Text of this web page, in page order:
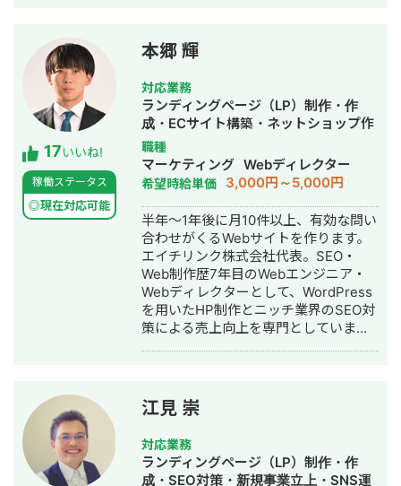
式会社LA ORG 創業：翻訳・Web制
作・英語教育の3事業を軸に、グローバ
ル支援サービスを提供 🔗 各種リンク
【公式サイト】https://la-org.com
【ポートフォリオ】
https://www.portfolio.la-org.com
【Lancers】
https://www.lancers.jp/profile/
rmHXQjVdk 【CrowdWorks】
https://crowdworks.jp/public/
【ココナラ】
https://coconala.com/users/2204682?
srsltid=AfmBOoqYND8AKR3YqHKQ3-
17いいね!
稼働ステータス
◎現在対応可能
本郷 輝
対応業務
ランディングページ（LP）制作・作
成・ECサイト構築・ネットショップ作
成代行・SEO対策・記事作成代行・ラ
イティング・ホームページ制作・作
成・オウンドメディア制作・構築・運
用代行
職種
マーケティング Webディレクター
希望時給単価 3,000円～5,000円
半年～1年後に月10件以上、有効な問い
合わせがくるWebサイトを作ります。
エイチリンク株式会社代表。SEO・
Web制作歴7年目のWebエンジニア・
Webディレクターとして、WordPress
を用いたHP制作とニッチ業界のSEO対
策による売上向上を専門としていま
した。SEO対策においては、ゼロから
立ち上げた新規サイトをニッチ市場で
サービスキーワード検索1位に導き、月
間1.5万PV、月商500万円の売上を実現
した実績があります。 エンジニア知識
江見 崇
対応業務
ランディングページ（LP）制作・作
成・SEO対策・新規事業立上・SNS運